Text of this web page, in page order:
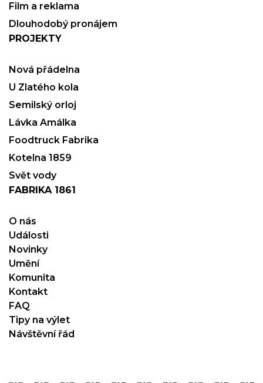
Film a reklama
Dlouhodobý pronájem
PROJEKTY
Nová přádelna
U Zlatého kola
Semilský orloj
Lávka Amálka
Foodtruck Fabrika
Kotelna 1859
Svět vody
FABRIKA 1861
O nás
Události
Novinky
Umění
Komunita
Kontakt
FAQ
Tipy na výlet
Návštěvní řád